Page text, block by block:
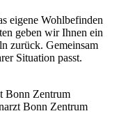
eigene Wohlbefinden
geben wir Ihnen ein
zurück. Gemeinsam
Situation passt.